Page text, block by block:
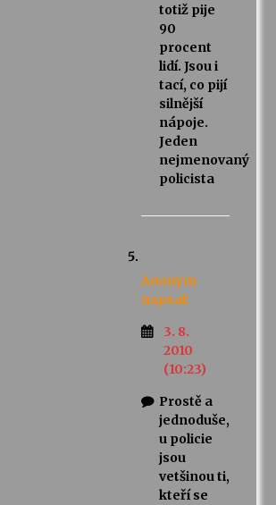
totiž pije
90
procent
lidí. Jsou i
tací, co pijí
silnější
nápoje.
Jeden
nejmenovaný
policista
Anonym
napsal:
3. 8.
2010
(10:23)
Prostě a
jednoduše,
u policie
jsou
vetšinou ti,
kteří se